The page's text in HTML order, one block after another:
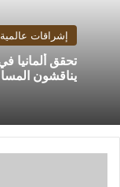
إشراقات عالمية
تحقق ألمانيا
يناقشون